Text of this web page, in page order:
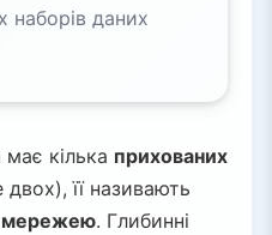
наборів даних
кілька прихованих
її називають
мережею. Глибинні